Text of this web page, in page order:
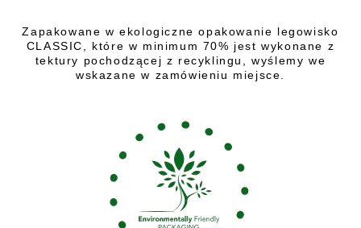
Zapakowane w ekologiczne opakowanie legowisko
CLASSIC, które w minimum 70% jest wykonane z
tektury pochodzącej z recyklingu, wyślemy we
wskazane w zamówieniu miejsce.